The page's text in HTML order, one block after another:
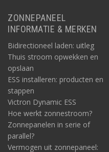
ZONNEPANEEL
INFORMATIE & MERKEN
Bidirectioneel laden: uitleg
Thuis stroom opwekken en
opslaan
ESS installeren: producten en
stappen
Victron Dynamic ESS
Hoe werkt zonnestroom?
Zonnepanelen in serie of
parallel?
Vermogen uit zonnepaneel: